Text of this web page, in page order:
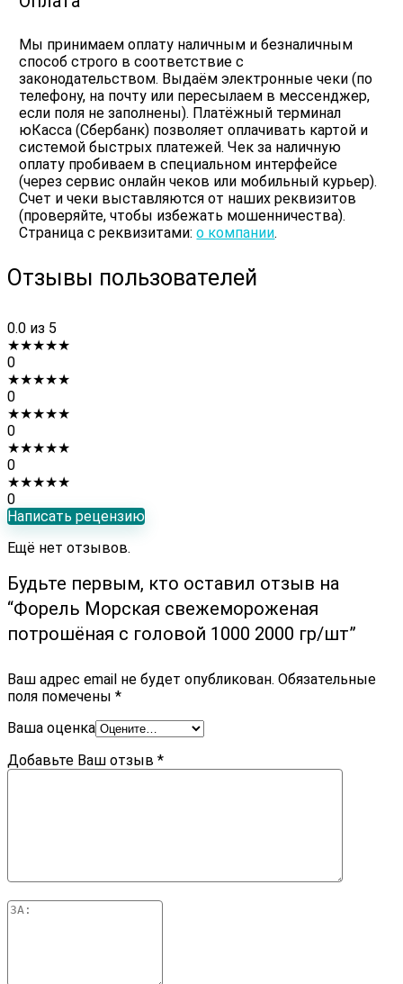
Мы принимаем оплату наличным и безналичным
способ строго в соответствие с
законодательством. Выдаём электронные чеки (по
телефону, на почту или пересылаем в мессенджер,
если поля не заполнены). Платёжный терминал
юКасса (Сбербанк) позволяет оплачивать картой и
системой быстрых платежей. Чек за наличную
оплату пробиваем в специальном интерфейсе
(через сервис онлайн чеков или мобильный курьер).
Счет и чеки выставляются от наших реквизитов
(проверяйте, чтобы избежать мошенничества).
Страница с реквизитами:о компании.
Отзывы пользователей
0.0 из 5
★★★★★
0
★★★★★
0
★★★★★
0
★★★★★
0
★★★★★
0
Написать рецензию
Ещё нет отзывов.
Будьте первым, кто оставил отзыв на
“Форель Морская свежемороженая
потрошёная с головой 1000 2000 гр/шт”
Ваш адрес email не будет опубликован. Обязательные
поля помечены *
Ваша оценка
Добавьте Ваш отзыв *